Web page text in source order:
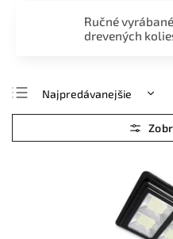
Ručné
drevených
Najpredávanejšie
Najlacnejšie
Najdrahšie